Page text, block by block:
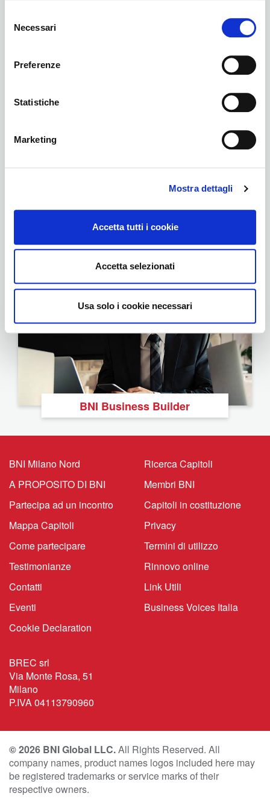
delNecessari
Preferenze
Statistiche
Marketing
Mostra dettagli
Accetta tutti i cookie
Accetta selezionati
Usa solo i cookie necessari
Business Voices Italia
BNI Business Builder
BNI Milano Nord
A PROPOSITO DI BNI
Partecipa ad un incontro
Mappa Capitoli
Come partecipare
Testimonianze
Contatti
Eventi
Cookie Declaration
Ricerca Capitoli
Membri BNI
Capitoli in costituzione
Privacy
Termini di utilizzo
Rinnovo online
Link Utili
Business Voices Italia
BREC srl
Via Monte Rosa, 51
Milano
P.IVA 04113790960
© 2026 BNI Global LLC.All Rights Reserved. All
company names, product names logos included here may
be registered trademarks or service marks of their
respective owners.